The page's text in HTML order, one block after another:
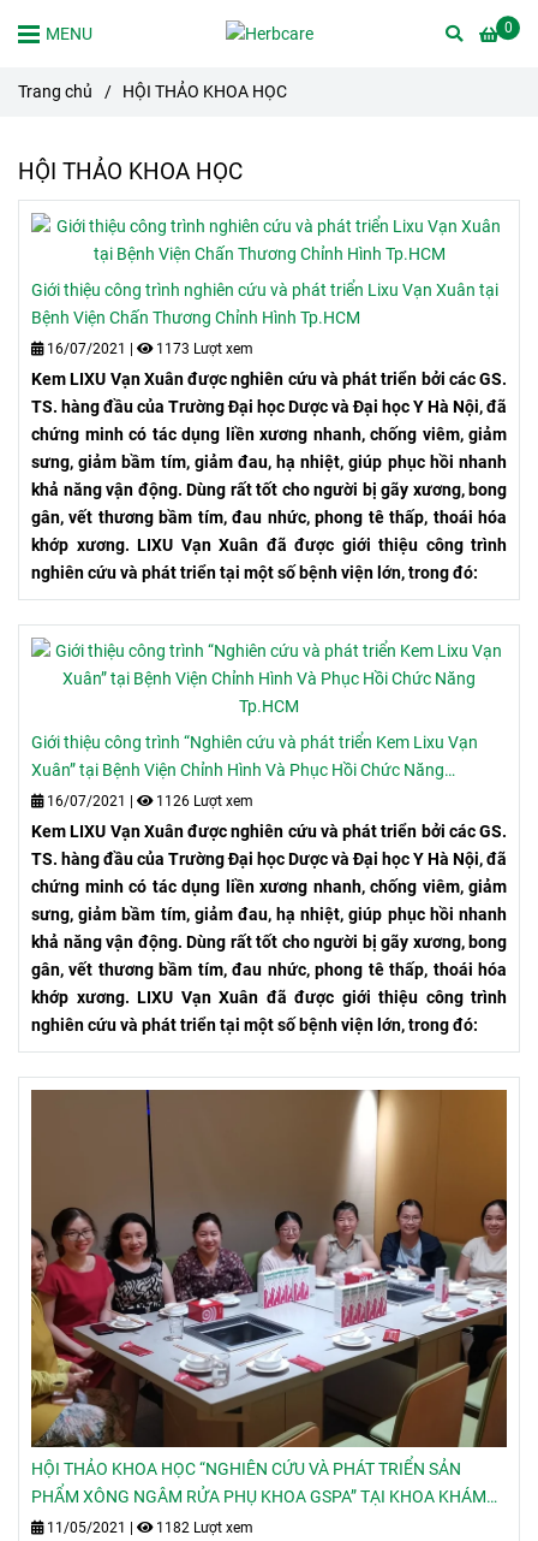
0
MENU
Trang chủ / HỘI THẢO KHOA HỌC
HỘI THẢO KHOA HỌC
Giới thiệu công trình nghiên cứu và phát triển Lixu Vạn Xuân tại
Bệnh Viện Chấn Thương Chỉnh Hình Tp.HCM
16/07/2021 | 1173 Lượt xem
Kem LIXU Vạn Xuân được nghiên cứu và phát triển bởi các GS.
TS. hàng đầu của Trường Đại học Dược và Đại học Y Hà Nội, đã
chứng minh có tác dụng liền xương nhanh, chống viêm, giảm
sưng, giảm bầm tím, giảm đau, hạ nhiệt, giúp phục hồi nhanh
khả năng vận động. Dùng rất tốt cho người bị gãy xương, bong
gân, vết thương bầm tím, đau nhức, phong tê thấp, thoái hóa
khớp xương. LIXU Vạn Xuân đã được giới thiệu công trình
nghiên cứu và phát triển tại một số bệnh viện lớn, trong đó:
Giới thiệu công trình “Nghiên cứu và phát triển Kem Lixu Vạn
Xuân” tại Bệnh Viện Chỉnh Hình Và Phục Hồi Chức Năng
Tp.HCM
16/07/2021 | 1126 Lượt xem
Kem LIXU Vạn Xuân được nghiên cứu và phát triển bởi các GS.
TS. hàng đầu của Trường Đại học Dược và Đại học Y Hà Nội, đã
chứng minh có tác dụng liền xương nhanh, chống viêm, giảm
sưng, giảm bầm tím, giảm đau, hạ nhiệt, giúp phục hồi nhanh
khả năng vận động. Dùng rất tốt cho người bị gãy xương, bong
gân, vết thương bầm tím, đau nhức, phong tê thấp, thoái hóa
khớp xương. LIXU Vạn Xuân đã được giới thiệu công trình
nghiên cứu và phát triển tại một số bệnh viện lớn, trong đó:
HỘI THẢO KHOA HỌC “NGHIÊN CỨU VÀ PHÁT TRIỂN SẢN
PHẨM XÔNG NGÂM RỬA PHỤ KHOA GSPA” TẠI KHOA KHÁM
BỆNH- BỆNH VIỆN HÙNG VƯƠNG
11/05/2021 | 1182 Lượt xem